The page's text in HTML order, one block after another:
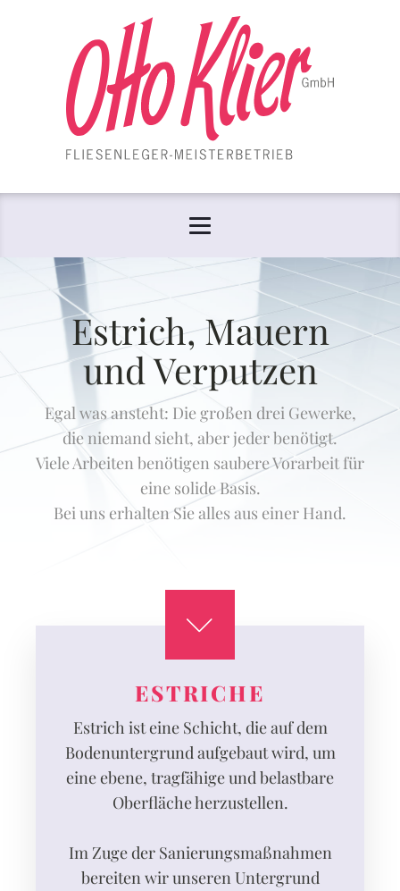
Estrich, Mauern
und Verputzen
Egal was ansteht: Die großen drei Gewerke,
die niemand sieht, aber jeder benötigt.
Viele Arbeiten benötigen saubere Vorarbeit für
eine solide Basis.
Bei uns erhalten Sie alles aus einer Hand.
ESTRICHE
Estrich ist eine Schicht, die auf dem
Bodenuntergrund aufgebaut wird, um
eine ebene, tragfähige und belastbare
Oberfläche herzustellen.
Im Zuge der Sanierungsmaßnahmen
bereiten wir unseren Untergrund